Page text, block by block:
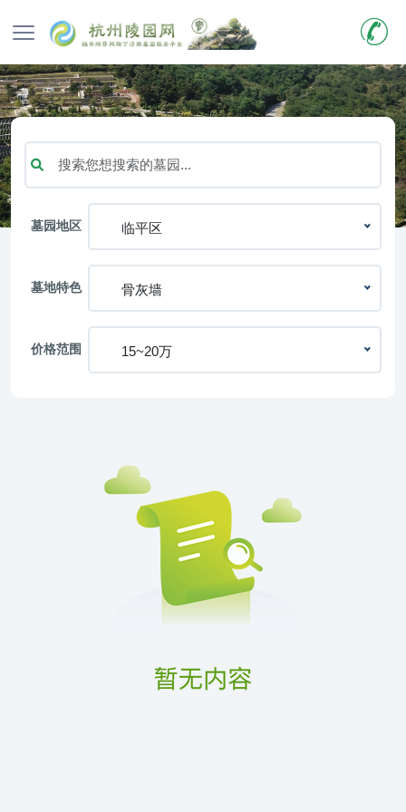
墓园地区 临平区
墓地特色 骨灰墙
价格范围 15~20万